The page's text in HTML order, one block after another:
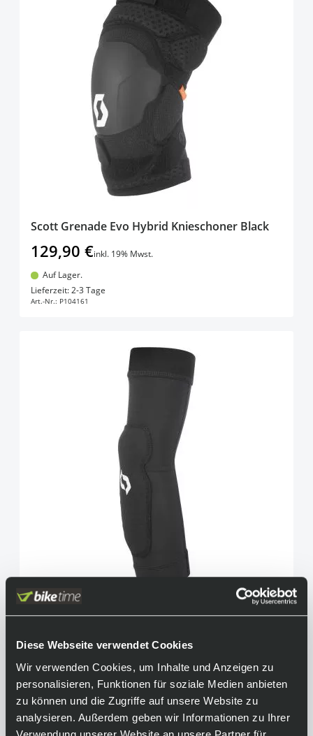
Diese Webseite verwendet Cookies
Wir verwenden Cookies, um Inhalte und Anzeigen zu
personalisieren, Funktionen für soziale Medien anbieten
zu können und die Zugriffe auf unsere Website zu
analysieren. Außerdem geben wir Informationen zu Ihrer
Scott Grenade Evo Hybrid Knieschoner Black
129,90 €inkl. 19% Mwst.
Auf Lager.
Lieferzeit: 2-3 Tage
Art.-Nr.: P104161
Scott Mission Junior Evo Ellbogenschoner Black
Lieferzeit: 2-3 Tage
Art.-Nr.: P92277
In den Warenkorb